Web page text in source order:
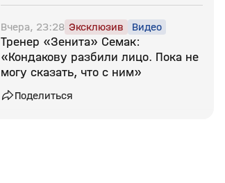
Вчера, 23:28 Эксклюзив Видео
Тренер «Зенита» Семак:
«Кондакову разбили лицо. Пока не
могу сказать, что с ним»
Поделиться